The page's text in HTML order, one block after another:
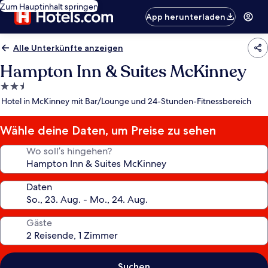
Zum Hauptinhalt springen
App herunterladen
Alle Unterkünfte anzeigen
Hampton Inn & Suites McKinney
2.5-
Sterne-
Hotel in McKinney mit Bar/Lounge und 24-Stunden-Fitnessbereich
Wähle deine Daten, um Preise zu sehen
Wo soll’s hingehen?
Daten
Gäste